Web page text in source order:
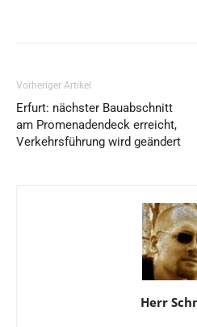
Vorheriger Artikel
Erfurt: nächster Bauabschnitt
am Promenadendeck erreicht,
Verkehrsführung wird geändert
Herr